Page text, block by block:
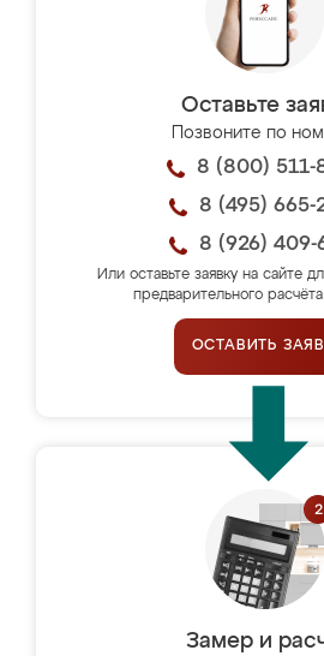
Оставьте
Позвоните по
8 (800) 511-
8 (495) 665-
8 (926) 409-
Или оставьте заявку на сайте
предварительного
ОСТАВИТЬ
Замер и